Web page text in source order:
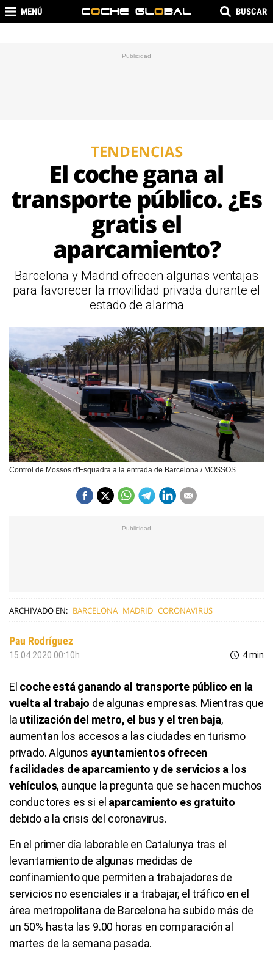
MENÚ BUSCAR
TENDENCIAS
El coche gana al
transporte público. ¿Es
gratis el
aparcamiento?
Barcelona y Madrid ofrecen algunas ventajas
para favorecer la movilidad privada durante el
estado de alarma
Control de Mossos d'Esquadra a la entrada de Barcelona / MOSSOS
ARCHIVADO EN: BARCELONA MADRID CORONAVIRUS
Pau Rodríguez
15.04.2020 00:10h 4 min
El coche está ganando al transporte público en la
vuelta al trabajo de algunas empresas. Mientras que
la utilización del metro, el bus y el tren baja,
aumentan los accesos a las ciudades en turismo
privado. Algunos ayuntamientos ofrecen
facilidades de aparcamiento y de servicios a los
vehículos, aunque la pregunta que se hacen muchos
conductores es si el aparcamiento es gratuito
debido a la crisis del coronavirus.
En el primer día laborable en Catalunya tras el
levantamiento de algunas medidas de
confinamiento que permiten a trabajadores de
servicios no esenciales ir a trabajar, el tráfico en el
área metropolitana de Barcelona ha subido más de
un 50% hasta las 9.00 horas en comparación al
martes de la semana pasada.